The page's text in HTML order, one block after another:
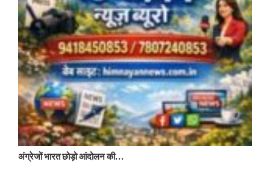
अंग्रेजों भारत छोड़ो आंदोलन की…